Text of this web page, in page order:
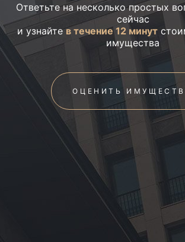
Ответьте на несколько простых
сейчас
и узнайтев течение 12 минут
имущества
ОЦЕНИТЬ